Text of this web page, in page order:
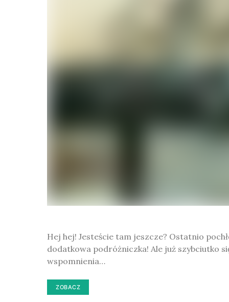
Hej hej! Jesteście tam jeszcze? Ostatnio
dodatkowa podróżniczka! Ale już szybciutko
wspomnienia…
ZOBACZ